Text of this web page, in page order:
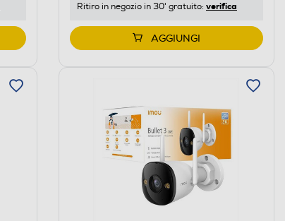
Ritiro in negozio in 30' gratuito: verifica
AGGIUNGI